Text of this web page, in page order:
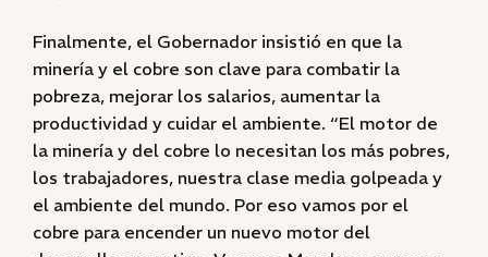
Finalmente, el Gobernador insistió en que la
minería y el cobre son clave para combatir la
pobreza, mejorar los salarios, aumentar la
productividad y cuidar el ambiente. “El motor de
la minería y del cobre lo necesitan los más pobres,
los trabajadores, nuestra clase media golpeada y
el ambiente del mundo. Por eso vamos por el
cobre para encender un nuevo motor del